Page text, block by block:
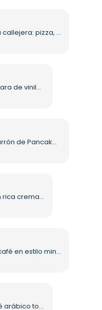
Iconos 3D de comida callejera: pizza, donut, papas fritas y hamburguesas PNG gratis
Llavero peludo rosa con cara de vinilo de macarrón emocionante de Labubu, PNG gratis
Icono de conejito marrón de PancakeSwap: diseño plano, PNG gratis
Taza de café expreso con rica crema sobre platillo blanco (PNG)
Icono de granos de café en estilo minimalista (PNG) gratis
Montón de granos de café arábico tostados PNG gratis